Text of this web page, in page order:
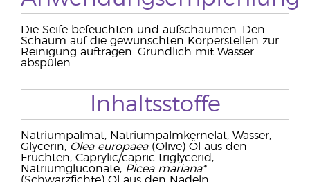
Die Seife befeuchten und aufschäumen. Den
Schaum auf die gewünschten Körperstellen zur
Reinigung auftragen. Gründlich mit Wasser
abspülen.
Inhaltsstoffe
Natriumpalmat, Natriumpalmkernelat, Wasser,
Glycerin, Olea europaea(Olive) Öl aus den
Früchten, Caprylic/capric triglycerid,
Natriumgluconate, Picea mariana*